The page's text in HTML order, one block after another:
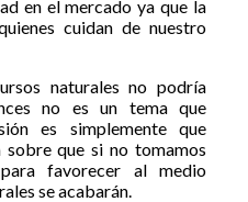
en el mercado ya que la
cuidan de nuestro
naturales no podría
no es un tema que
es simplemente que
que si no tomamos
favorecer al medio
se acabarán.